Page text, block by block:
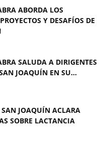
ABORDA LOS
Y DESAFÍOS DE
SALUDA A DIRIGENTES
JOAQUÍN EN SU...
JOAQUÍN ACLARA
SOBRE LACTANCIA